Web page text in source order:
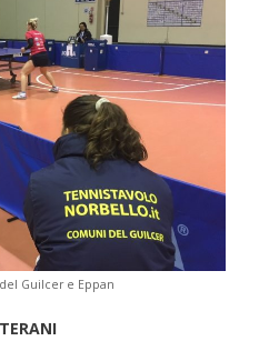
Guilcer e Eppan